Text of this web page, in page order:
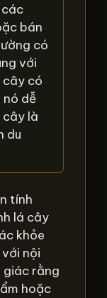
bán
có
với
cây có
nó dễ
cây là
du
tính
lá cây
khỏe
nội
giác rằng
hoặc